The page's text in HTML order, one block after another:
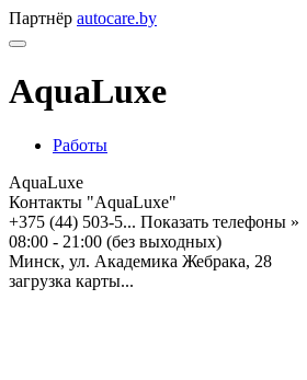
Партнёр autocare.by
AquaLuxe
Работы
AquaLuxe
Контакты "AquaLuxe"
+375 (44) 503-5... Показать телефоны »
08:00 - 21:00 (без выходных)
Минск, ул. Академика Жебрака, 28
загрузка карты...